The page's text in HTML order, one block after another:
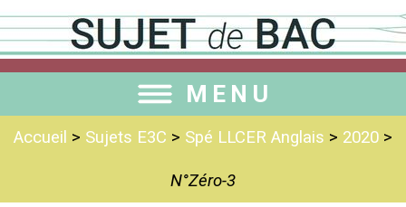
MENU
Accueil > Sujets E3C > Spé LLCER Anglais > 2020 >
N°Zéro-3